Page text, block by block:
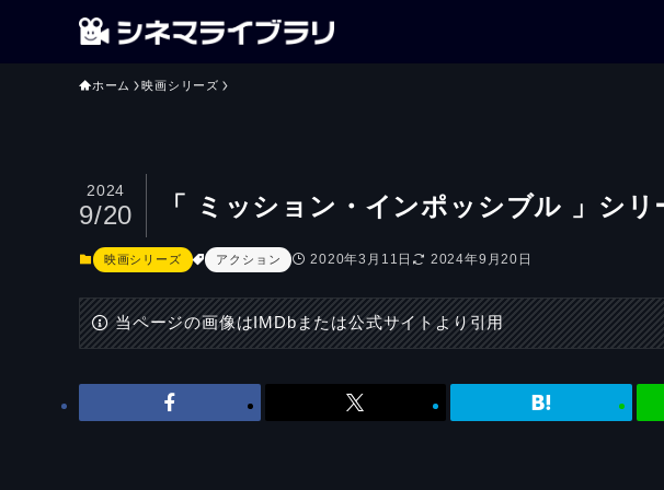
ホーム 映画シリーズ
「 ミッション・インポッシブル 」シリ
2024
9/20
映画シリーズ アクション 2020年3月11日 2024年9月20日
当ページの画像はIMDbまたは公式サイトより引用